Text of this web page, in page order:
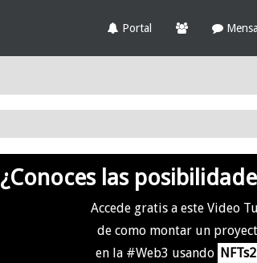
Portal
¿Conoces las
Accede gratis a este Video
de como montar un
en la #Web3 usando